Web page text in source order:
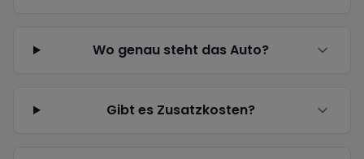
Wo genau steht das Auto?
Gibt es Zusatzkosten?